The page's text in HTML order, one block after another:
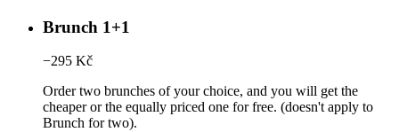
Brunch 1+1
−295 Kč
Order two brunches of your choice, and you will get the
cheaper or the equally priced one for free. (doesn't apply to
Brunch for two).